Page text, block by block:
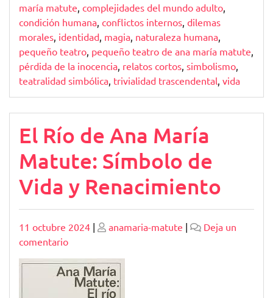
maría matute, complejidades del mundo adulto,
condición humana, conflictos internos, dilemas
morales, identidad, magia, naturaleza humana,
pequeño teatro, pequeño teatro de ana maría matute,
pérdida de la inocencia, relatos cortos, simbolismo,
teatralidad simbólica, trivialidad trascendental, vida
El Río de Ana María
Matute: Símbolo de
Vida y Renacimiento
Publicado
11 octubre 2024 | Publicado
anamaria-matute |
Deja un
comentarioen
El
Río
de